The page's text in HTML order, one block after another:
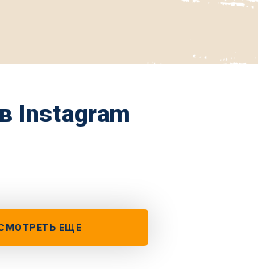
Instagram
ЕЩЕ